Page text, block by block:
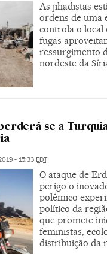
As jihadistas
ordens de uma
controla o local
fugas
ressurgimento
nordeste da
se a
- 15:33 EDT
O ataque de
perigo o
polêmico
político da
que promete
feministas,
distribuição da